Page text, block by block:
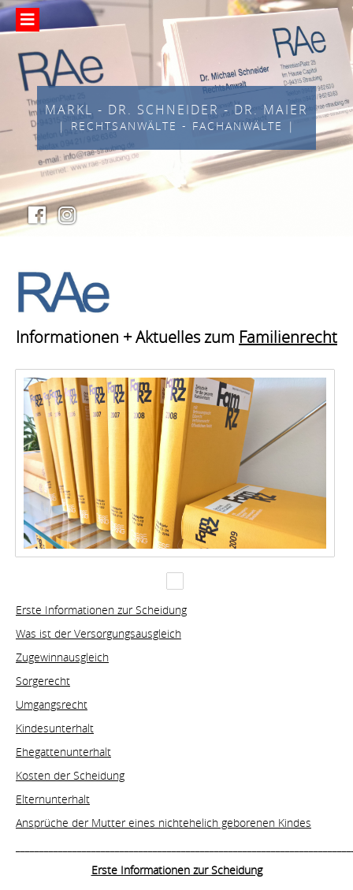
MARKL - DR. SCHNEIDER - DR. MAIER
| RECHTSANWÄLTE - FACHANWÄLTE |
Informationen + Aktuelles zum Familienrecht
Erste Informationen zur Scheidung
Was ist der Versorgungsausgleich
Zugewinnausgleich
Sorgerecht
Umgangsrecht
Kindesunterhalt
Ehegattenunterhalt
Kosten der Scheidung
Elternunterhalt
Ansprüche der Mutter eines nichtehelich geborenen Kindes
Erste Informationen zur Scheidung